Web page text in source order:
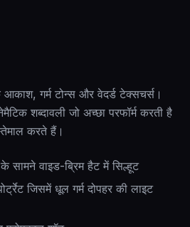
आकाश, गर्म टोन्स और वेदर्ड टेक्सचर्स।
शब्दावली जो अच्छा परफॉर्म करती है
करते हैं।
सामने वाइड-ब्रिम हैट में सिल्हूट
जिसमें धूल गर्म दोपहर की लाइट